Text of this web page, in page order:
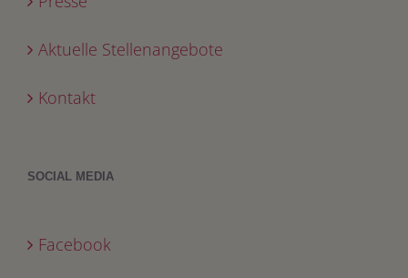
Aktuelle Stellenangebote
Kontakt
SOCIAL MEDIA
Facebook